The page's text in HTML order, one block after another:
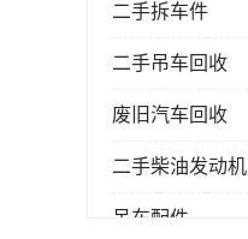
二手拆车件
二手吊车回收
废旧汽车回收
二手柴油发动机
吊车配件